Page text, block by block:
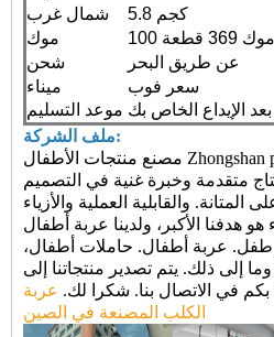
شمال غرب
5.8 كجم
موك
قطعة
شحن
عن طريق البحر
ميناء
سعر فوب
موعد التسليم
ملف الشركة:
مصنع منتجات الأطفال Zhongshan powerlink تأسس في عام
إنتاج متقدمة وخبرة غنية في التصميم
المتانة. والقابلية العملية والأزياء
هو هدفنا الأكبر، ولدينا عربة أطفال
عربة أطفال. حاملات أطفال،
وما إلى ذلك. يتم تصدير منتجاتنا إلى
بكم في الاتصال بنا. شكرا لك. عربة
الكلب المصنعة في الصين